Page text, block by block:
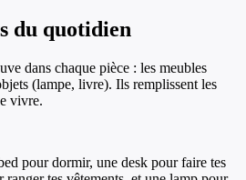
du quotidien
dans chaque pièce : les meubles
(lampe, livre). Ils remplissent les
vivre.
pour dormir, une desk pour faire tes